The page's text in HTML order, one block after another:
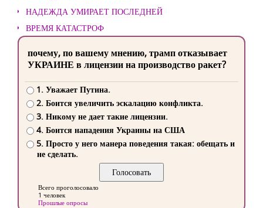
НАДЕЖДА УМИРАЕТ ПОСЛЕДНЕЙ
ВРЕМЯ КАТАСТРОФ
почему, по вашему мнению, трамп отказывает
УКРАИНЕ в лицензии на производство ракет?
1. Уважает Путина.
2. Боится увеличить эскалацию конфликта.
3. Никому не дает такие лицензии.
4. Боится нападения Украины на США
5. Просто у него манера поведения такая: обещать и
не сделать.
Всего проголосовало
1 человек
Прошлые опросы